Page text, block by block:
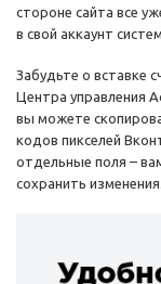
стороне сайта все
в свой аккаунт
Забудьте о вставке
Центра управления
вы можете
кодов пикселей
отдельные поля –
сохранить изменения.